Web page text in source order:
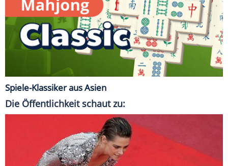
Spiele-Klassiker aus Asien
Die Öffentlichkeit schaut zu: